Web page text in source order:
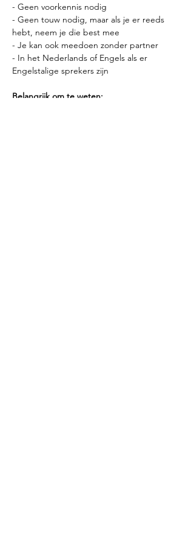
- Geen voorkennis nodig
- Geen touw nodig, maar als je er reeds
hebt, neem je die best mee
- Je kan ook meedoen zonder partner
- In het Nederlands of Engels als er
Engelstalige sprekers zijn
Belangrijk om te weten: